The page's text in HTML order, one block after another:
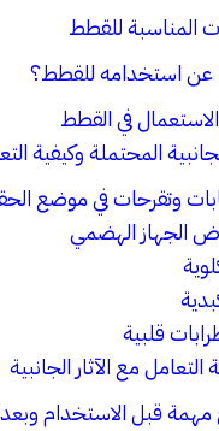
المناسبة للقطط
عن استخدامه للقطط؟
في القطط
المحتملة وكيفية
وتقرحات في موضع
الجهاز الهضمي
قلبية
التعامل مع الآثار الجانبية
قبل الاستخدام